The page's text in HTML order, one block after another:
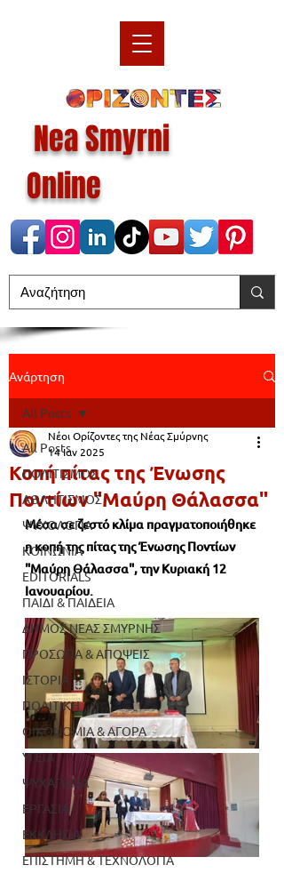
Nea Smyrni
Online
Ανάρτηση
All Posts
ΠΟΛΙΤΙΣΜΟΣ
ΑΘΛΗΤΙΣΜΟΣ
ΨΥΧΟΛΟΓΙΑ
ΚΟΙΝΩΝΙΑ
EDITORIALS
ΠΑΙΔΙ & ΠΑΙΔΕΙΑ
ΔΗΜΟΣ ΝΕΑΣ ΣΜΥΡΝΗΣ
ΠΡΟΣΩΠΑ & ΑΠΟΨΕΙΣ
ΙΣΤΟΡΙΑ
ΠΟΛΙΤΙΚΗ
ΟΙΚΟΝΟΜΙΑ & ΑΓΟΡΑ
ΥΓΕΙΑ
ΨΥΧΑΓΩΓΙΑ
ΕΡΓΑΣΙΑ
ΕΚΚΛΗΣΙΑ
ΕΠΙΣΤΗΜΗ & ΤΕΧΝΟΛΟΓΙΑ
All Posts
Κοπή πίτας της Ένωσης
Ποντίων "Μαύρη Θάλασσα"
Νέοι Ορίζοντες της Νέας Σμύρνης
14 Ιαν 2025
Μέσα σε ζεστό κλίμα πραγματοποιήθηκε
η κοπή της πίτας της Ένωσης Ποντίων
"Μαύρη Θάλασσα", την Κυριακή 12
Ιανουαρίου.